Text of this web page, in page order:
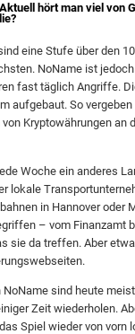
hört man viel von
eine Stufe über den
NoName ist
fast täglich Angriffe.
aufgebaut. So
Kryptowährungen an
Woche ein anderes
lokale
in Hannover oder
– vom Finanzamt
sie da treffen. Aber
sind heute
Zeit wiederholen.
Spiel wieder von vorn